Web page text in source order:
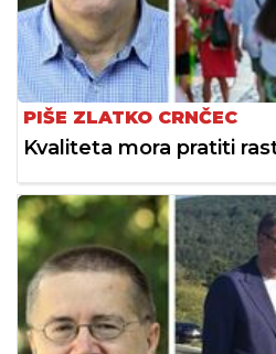
PIŠE ZLATKO CRNČEC
Kvaliteta mora pratiti